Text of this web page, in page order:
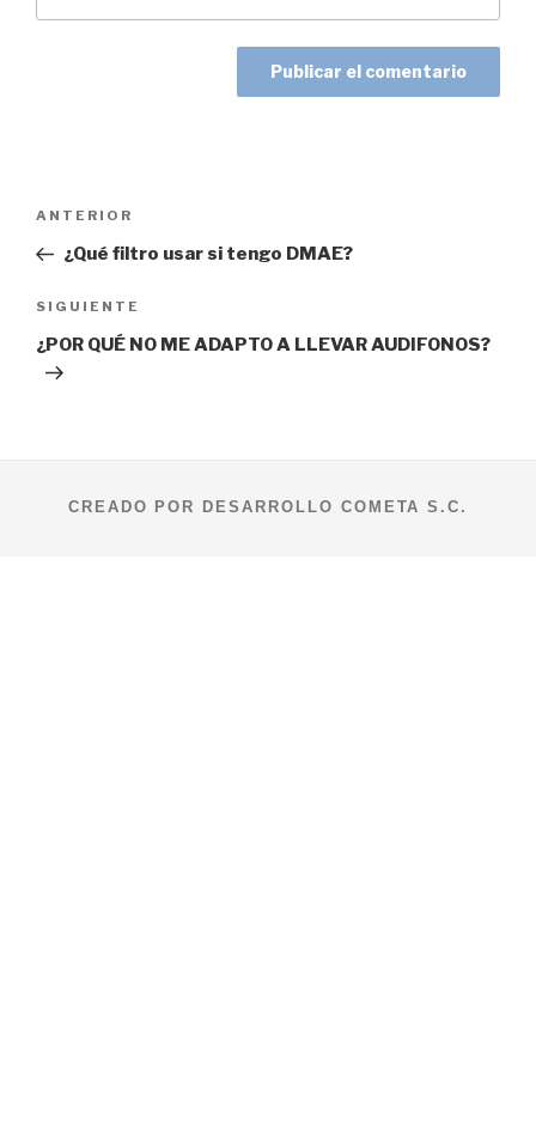
entradas
Entrada
anterior:
ANTERIOR
¿Qué filtro usar si tengo DMAE?
Siguiente
entrada
SIGUIENTE
¿POR QUÉ NO ME ADAPTO A LLEVAR AUDIFONOS?
CREADO POR DESARROLLO COMETA S.C.